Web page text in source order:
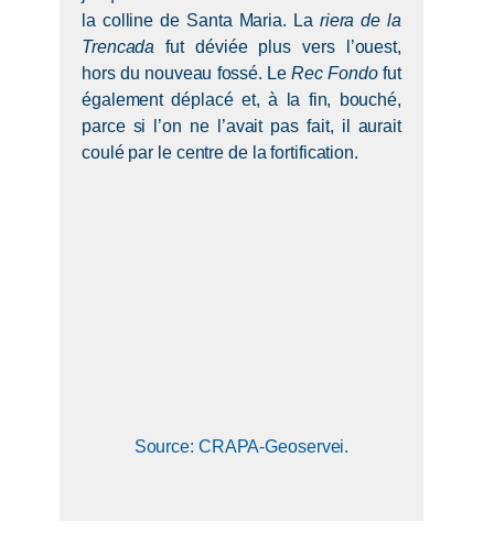
la colline de Santa Maria. La riera de la
Trencada fut déviée plus vers l’ouest,
hors du nouveau fossé. LeRec Fondofut
également déplacé et, à la fin, bouché,
parce si l’on ne l’avait pas fait, il aurait
coulé par le centre de la fortification.
Source: CRAPA-Geoservei.